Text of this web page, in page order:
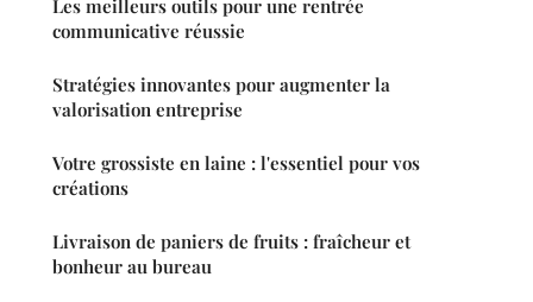
Les meilleurs outils pour une rentrée
communicative réussie
Stratégies innovantes pour augmenter la
valorisation entreprise
Votre grossiste en laine : l'essentiel pour vos
créations
Livraison de paniers de fruits : fraîcheur et
bonheur au bureau